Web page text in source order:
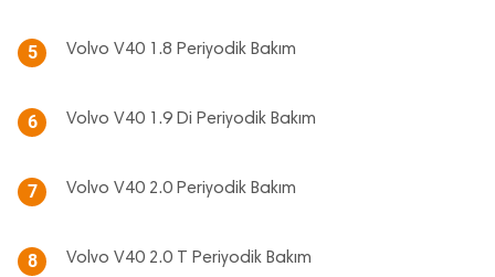
5 Volvo V40 1.8 Periyodik Bakım
6 Volvo V40 1.9 Di Periyodik Bakım
7 Volvo V40 2.0 Periyodik Bakım
8 Volvo V40 2.0 T Periyodik Bakım